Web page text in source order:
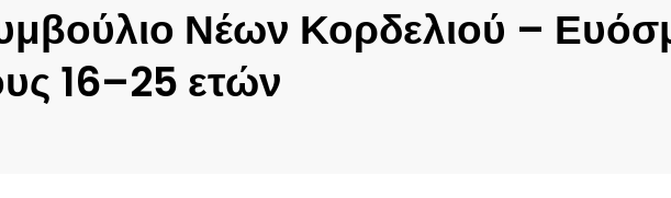
Νέων Κορδελιού –
16–25 ετών